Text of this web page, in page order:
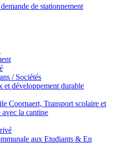
de stationnement
/ Sociétés
et développement durable
Coornaert, Transport scolaire et
avec la cantine
aux Etudiants & En